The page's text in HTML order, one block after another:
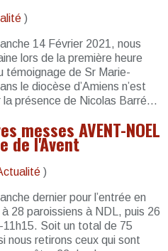
)
14 Février 2021, nous
lors de la première heure
témoignage de Sr Marie-
le diocèse d’Amiens n’est
présence de Nicolas Barré...
messes AVENT-NOEL
de l'Avent
)
dernier pour l’entrée en
28 paroissiens à NDL, puis 26
Soit un total de 75
nous retirons ceux qui sont